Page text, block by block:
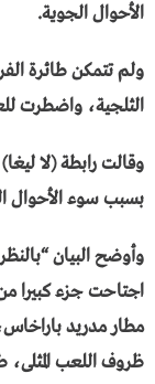
الأحوال الجوية.
ولم تتمكن طائرة
الثلجية، واضطرت
وقالت رابطة (لا ليغا)
بسبب سوء الأحوال
وأوضح البيان
اجتاحت جزء كبيرا
مطار مدريد
ظروف اللعب المثلى،